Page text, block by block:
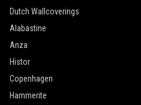
Dutch Wallcoverings
Alabastine
Anza
Histor
Copenhagen
Hammerite